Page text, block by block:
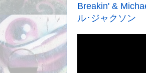
Breakin' &
ル･ジャクソン